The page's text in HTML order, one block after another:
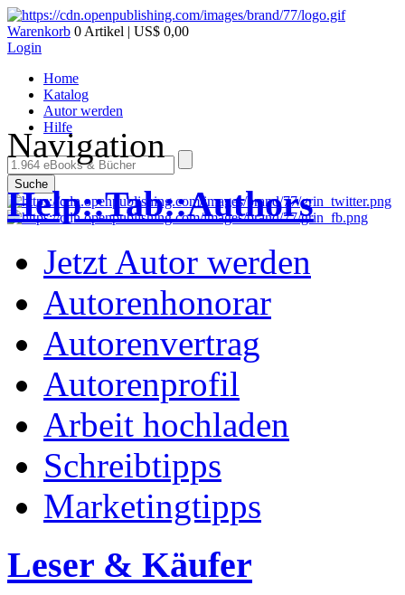
Warenkorb 0 Artikel | US$ 0,00
Login
Home
Katalog
Autor werden
Hilfe
Suche
Navigation
Help::Tab::Authors
Jetzt Autor werden
Autorenhonorar
Autorenvertrag
Autorenprofil
Arbeit hochladen
Schreibtipps
Marketingtipps
Leser & Käufer